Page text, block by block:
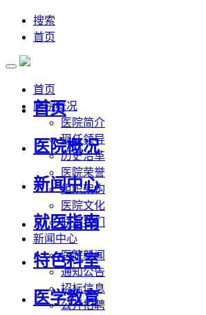
搜索
首页
首页
医院概况
医院简介
现任领导
历史沿革
医院荣誉
组织架构
医院文化
联系我们
新闻中心
医院新闻
通知公告
招标信息
公开招聘
首页
医院概况
新闻中心
就医指南
特色科室
医学教育